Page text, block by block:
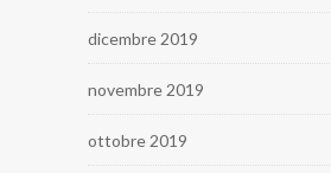
dicembre 2019
novembre 2019
ottobre 2019